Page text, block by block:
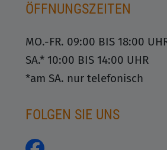
ÖFFNUNGSZEITEN
MO.-FR. 09:00 BIS 18:00
SA.* 10:00 BIS 14:00 UHR
*am SA. nur telefonisch
FOLGEN SIE UNS